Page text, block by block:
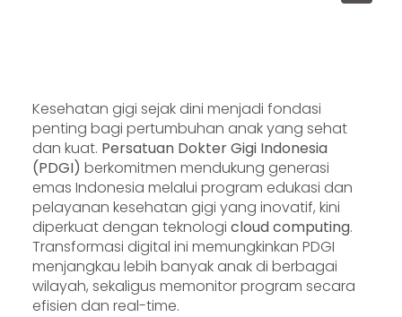
Kesehatan gigi sejak dini menjadi fondasi
penting bagi pertumbuhan anak yang sehat
dan kuat. Persatuan Dokter Gigi Indonesia
(PDGI) berkomitmen mendukung generasi
emas Indonesia melalui program edukasi dan
pelayanan kesehatan gigi yang inovatif, kini
diperkuat dengan teknologi cloud computing.
Transformasi digital ini memungkinkan PDGI
menjangkau lebih banyak anak di berbagai
wilayah, sekaligus memonitor program secara
efisien dan real-time.